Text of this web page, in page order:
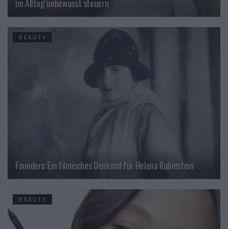
im Alltag unbewusst steuern
BEAUTY
Founders: Ein filmisches Denkmal für Helena Rubinstein
BEAUTY